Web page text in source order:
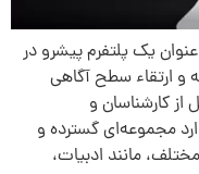
یک پلتفرم پیشرو در
و ارتقاء سطح آگاهی
کارشناسان و
مجموعه‌ای گسترده و
مانند ادبیات،